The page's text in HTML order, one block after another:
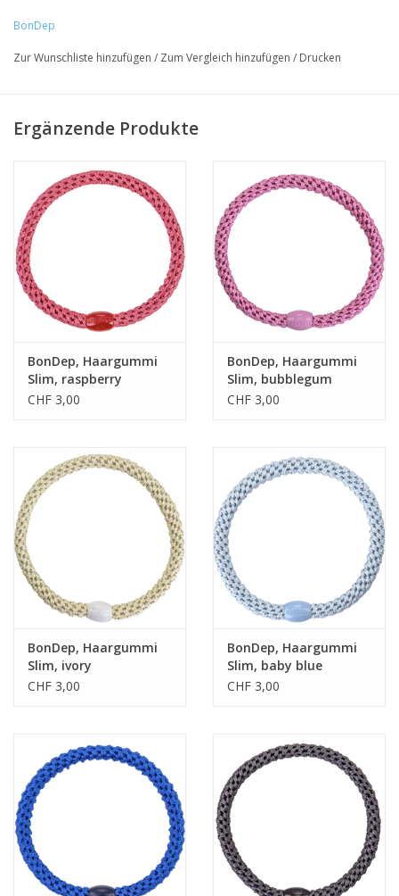
• extrem sanft
BonDep
Zur Wunschliste hinzufügen / Zum Vergleich hinzufügen / Drucken
Ergänzende Produkte
BonDep, Haargummi
Slim, raspberry
CHF 3,00
BonDep, Haargummi
Slim, bubblegum
CHF 3,00
BonDep, Haargummi
Slim, ivory
CHF 3,00
BonDep, Haargummi
Slim, baby blue
CHF 3,00